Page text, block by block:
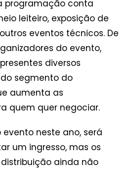
programação conta
leiteiro, exposição de
eventos técnicos. De
do evento,
diversos
segmento do
aumenta as
quem quer negociar.
neste ano, será
um ingresso, mas os
ainda não